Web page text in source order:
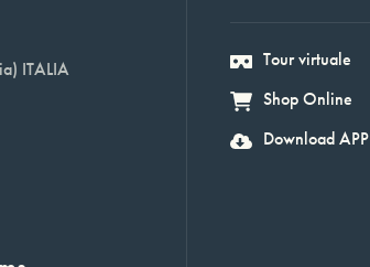
ITALIA
Tour virtuale
Shop Online
Download APP